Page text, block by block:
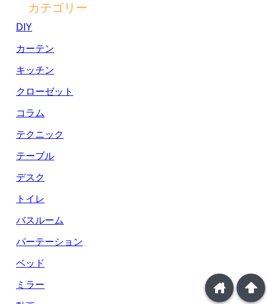
カテゴリー
DIY
カーテン
キッチン
クローゼット
コラム
テクニック
テーブル
デスク
トイレ
バスルーム
パーテーション
ベッド
ミラー
arrowup
home